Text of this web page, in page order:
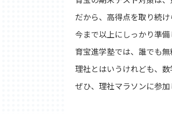
だから、高得点を取り続け
今まで以上にしっかり準
育宝進学塾では、誰でも
理社とはいうけれども、数
ぜひ、理社マラソンに参